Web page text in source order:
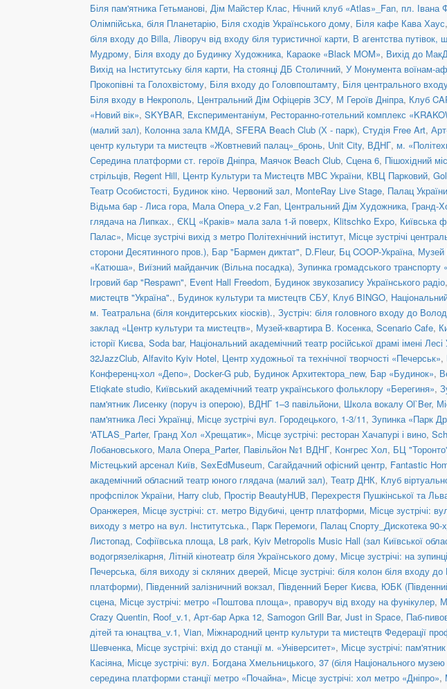
Біля пам'ятника Гетьманові, Дім Майстер Клас, Нічний клуб «Atlas»_Fan, пл. Івана
Олімпійська, біля Планетарію, Біля сходів Українського дому, Біля кафе Кава Хаус,
біля входу до Billa, Ліворуч від входу біля туристичної карти, В агентства путівок,
Мудрому, Біля входу до Будинку Художника, Караоке «Black MOM», Вихід до
Вихід на Інститутську біля карти, На стоянці ДБ Столичний, У Монумента воїнам-
Прокопівні та Голохвістому, Біля входу до Головпоштамту, Біля центрального
Біля входу в Некрополь, Центральний Дім Офіцерів ЗСУ, М Героїв Дніпра, Клуб
«Новий вік», SKYBAR, Експериментаніум, Ресторанно-готельний комплекс
(малий зал), Колонна зала КМДА, SFERA Beach Club (Х - парк), Студія Free Art,
центр культури та мистецтв «Жовтневий палац»_бронь, Unit Сity, ВДНГ, м.
Середина платформи ст. героїв Дніпра, Маячок Beach Club, Сцена 6, Пішохідний
стрільців, Regent Hill, Центр Культури та Мистецтв МВС України, КВЦ Парковий,
Театр Особистості, Будинок кіно. Червоний зал, MonteRay Live Stage, Палац України
Відьма бар - Лиса гора, Мала Опера_v.2 Fan, Центральний Дім Художника, Гранд-
глядача на Липках., ЄКЦ «Краків» мала зала 1-й поверх, Klitschko Expo, Київська
Палас», Місце зустрічі вихід з метро Політехнічний інститут, Місце зустрічі
сторони Десятинного пров.), Бар "Бармен диктат", D.Fleur, Бц COOP-Україна, Музей
«Катюша», Виїзний майданчик (Вільна посадка), Зупинка громадського транспорту
Ігровий бар "Respawn", Event Hall Freedom, Будинок звукозапису Українського радіо,
мистецтв "Україна"., Будинок культури та мистецтв СБУ, Клуб BINGO,
м. Театральна (біля кондитерських кіосків)., Зустріч: біля головного входу до
заклад «Центр культури та мистецтв», Музей-квартира В. Косенка, Scenario Cafe,
історії Києва, Soda bar, Національний академічний театр російської драмі імені Лесі
32JazzClub, Alfavito Kyiv Hotel, Центр художньої та технічної творчості «Печерськ»,
Конференц-хол «Депо», Docker-G pub, Будинок Архитектора_new, Бар «Будинок»,
Etiqkate studio, Київський академічний театр українського фольклору «Берегиня»,
пам'ятник Лисенку (поруч із оперою), ВДНГ 1–3 павільйони, Школа вокалу Ol`Ber,
пам'ятника Лесі Українці, Місце зустрічі вул. Городецького, 1-3/11, Зупинка «Парк
'ATLAS_Parter, Гранд Хол «Хрещатик», Місце зустрічі: ресторан Хачапурі і вино,
Лобановського, Мала Опера_Parter, Павільйон №1 ВДНГ, Конгрес Хол, БЦ
Містецький арсенал Київ, SexEdMuseum, Сагайдачний офісний центр, Fantastic
академічний обласний театр юного глядача (малий зал), Театр ДНК, Клуб
профспілок України, Harry club, Простір BeautyHUB, Перехрестя Пушкінської та
Оранжерея, Місце зустрічі: ст. метро Відубичі, центр платформи, Місце зустрічі:
виходу з метро на вул. Інститутська., Парк Перемоги, Палац Спорту_Дискотека 90-
Листопад, Софіївська площа, L8 park, Kyiv Metropolis Music Hall (зал Київської
водогрязелікарня, Літній кінотеатр біля Українського дому, Місце зустрічі: на
Печерська, біля виходу зі скляних дверей, Місце зустрічі: біля колон біля входу
платформи), Південний залізничний вокзал, Південний Берег Києва, ЮБК
сцена, Місце зустрічі: метро «Поштова площа», праворуч від входу на фунікулер,
Crazy Quentin, Roof_v.1, Арт-бар Арка 12, Samogon Grill Bar, Just in Space, Паб-
дітей та юнацтва_v.1, Vian, Міжнародний центр культури та мистецтв Федерації
Шевченка, Місце зустрічі: вхід до станції м. «Університет», Місце зустрічі:
Касіяна, Місце зустрічі: вул. Богдана Хмельницького, 37 (біля Національного
середина платформи станції метро «Почайна», Місце зустрічі: хол метро «Дніпро»,